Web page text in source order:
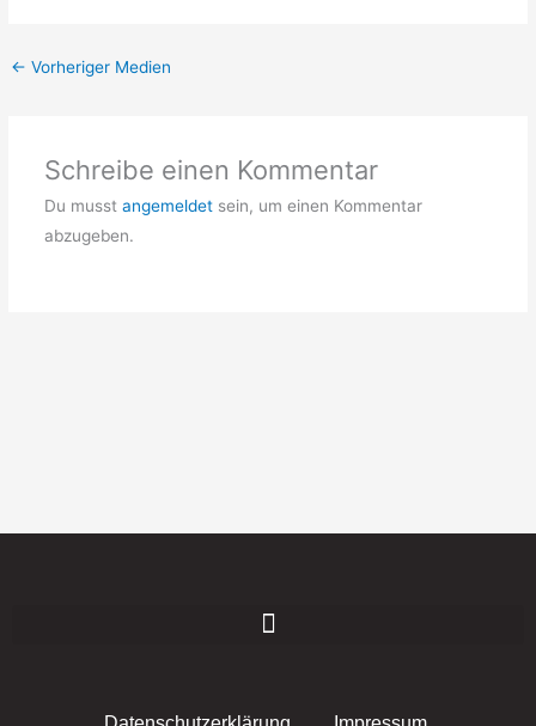
← Vorheriger Medien
Schreibe einen Kommentar
Du musst angemeldetsein, um einen Kommentar
abzugeben.